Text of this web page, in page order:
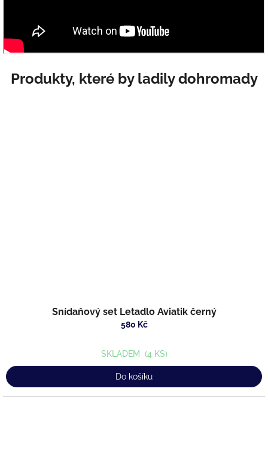
Snídaňový set Letadlo Aviatik černý
580 Kč
SKLADEM (4 KS)
Do košíku